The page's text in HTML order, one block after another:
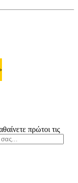
›
πρώτοι τις